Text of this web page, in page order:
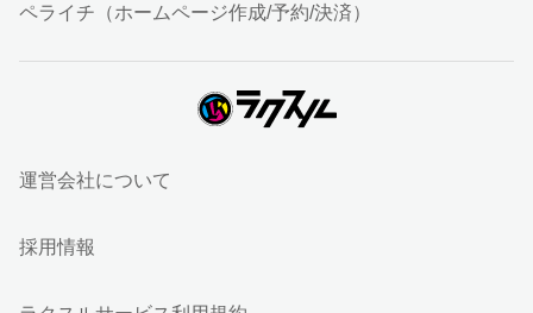
ペライチ（ホームページ作成/予約/決済）
運営会社について
採用情報